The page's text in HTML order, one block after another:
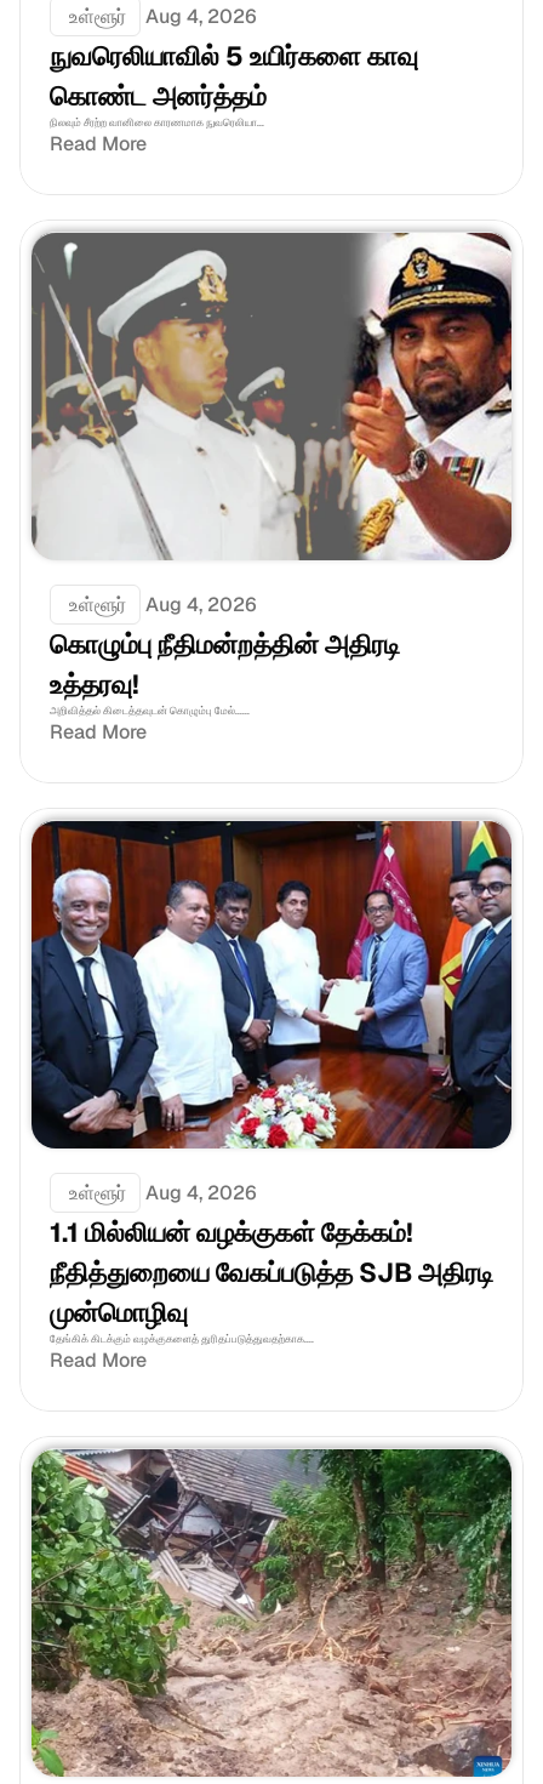
உள்ளூர் Aug 4, 2026
நுவரெலியாவில் 5 உயிர்களை காவு
கொண்ட அனர்த்தம்
நிலவும் சீரற்ற வானிலை காரணமாக நுவரெலியா...
Read More
உள்ளூர் Aug 4, 2026
கொழும்பு நீதிமன்றத்தின் அதிரடி
உத்தரவு!
அறிவித்தல் கிடைத்தவுடன் கொழும்பு மேல்......
Read More
உள்ளூர் Aug 4, 2026
1.1 மில்லியன் வழக்குகள் தேக்கம்!
நீதித்துறையை வேகப்படுத்த SJB அதிரடி
முன்மொழிவு
தேங்கிக் கிடக்கும் வழக்குகளைத் துரிதப்படுத்துவதற்காக....
Read More